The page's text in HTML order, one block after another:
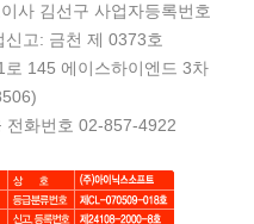
사 김선구 사업자등록번호
고: 금천 제 0373호
145 에이스하이엔드 3차
전화번호 02-857-4922